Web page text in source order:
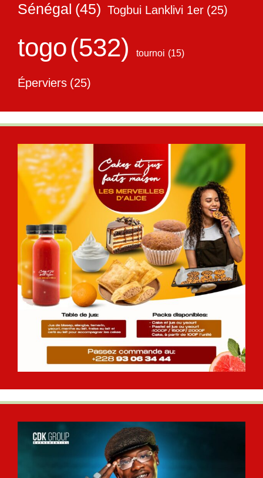
Sénégal (45) Togbui Lanklivi 1er (25)
togo(532) tournoi (15)
Éperviers (25)